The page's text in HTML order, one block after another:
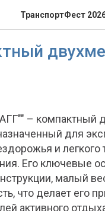
ТранспортФест
– компактный
для
и легкого
Его ключевые
малый
что делает его
активного